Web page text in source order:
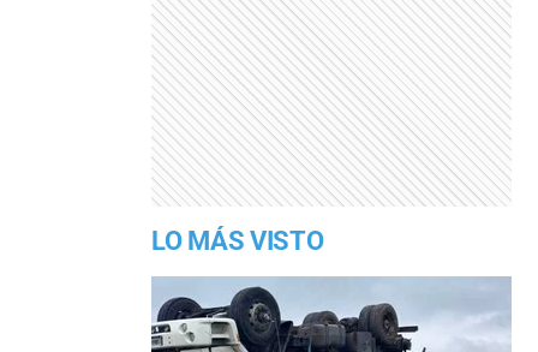
LO MÁS VISTO